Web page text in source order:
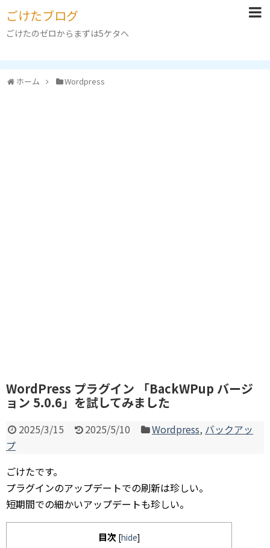
ごけたブログ
ごけたのゼロからまずは5ケタへ
ホーム Wordpress
WordPress プラグイン 「BackWPup バージ
ョン 5.0.6」を試してみました
2025/3/15 2025/5/10 Wordpress, バックアッ
プ
ごけたです。
プラグインのアップデートでの刷新は珍しい。
短期間での細かいアップデートも珍しい。
目次 [hide]